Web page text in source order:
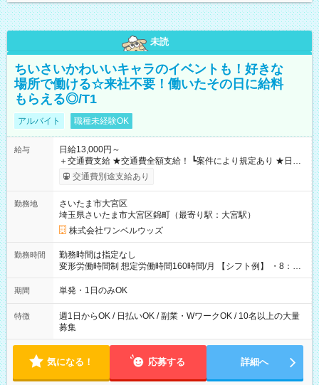
未読
ちいさいかわいいキャラのイベントも！好きな
場所で働ける☆来社不要！働いたその日に給料
もらえる◎/T1
アルバイト 職種未経験OK
給与
日給13,000円～
＋交通費支給 ★交通費全額支給！ ┗案件により規定あり ★日払
いOK！（規定あり） ┗働いたその日に現金GET♪ お仕事後はコ
ンビニATMから 日払い分を引き落とせます！ 【試用期間】試
交通費別途支給あり
勤務地
さいたま市大宮区
埼玉県さいたま市大宮区錦町（最寄り駅：大宮駅）
株式会社ワンベルウッズ
勤務時間
勤務時間は指定なし
変形労働時間制 想定労働時間160時間/月 【シフト例】 ・8：00
～21：00
期間 単発・1日のみOK
特徴
週1日からOK / 日払いOK / 副業・WワークOK / 10名以上の大量
募集
気になる！ 応募する 詳細へ